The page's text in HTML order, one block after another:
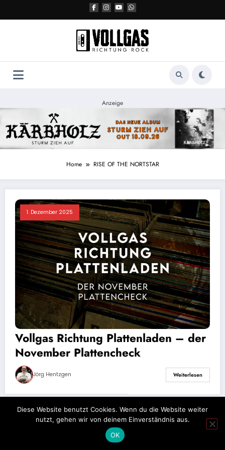
Anzeige
Home RISE OF THE NORTSTAR
1. Dezember 2025
Vollgas Richtung Plattenladen – der
November Plattencheck
Jörg Hentzgen Weiterlesen
Impressum Datenschutz
Diese Website benutzt Cookies. Wenn du die Website weiter
nutzt, gehen wir von deinem Einverständnis aus.
OK